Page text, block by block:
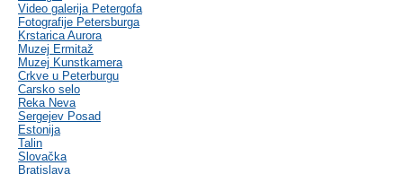
Video galerija Petergofa
Fotografije Petersburga
Krstarica Aurora
Muzej Ermitaž
Muzej Kunstkamera
Crkve u Peterburgu
Carsko selo
Reka Neva
Sergejev Posad
Estonija
Talin
Slovačka
Bratislava